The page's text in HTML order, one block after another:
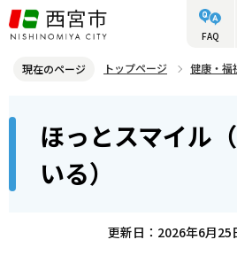
こ
の
ジ
頭
FAQ
現在のページ トップページ 健康・福
ほっとスマイル
いる）
更新日：2026年6月25